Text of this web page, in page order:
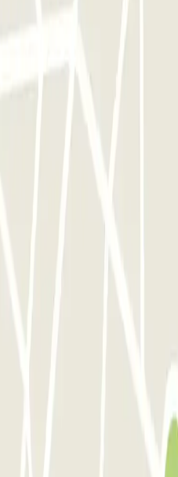
maar één keer
maken van het
van deze operator,
zo vaak in- en
de Valladolid -